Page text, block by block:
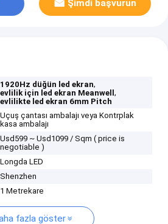
Şimdi başvurun
1920Hz düğün led ekran,
evlilik için led ekran Meanwell,
evlilikte led ekran 6mm Pitch
Uçuş çantası ambalajı veya Kontrplak
kasa ambalajı
Usd599 ~ Usd1099 / Sqm ( price is
negotiable )
Longda LED
Shenzhen
1 Metrekare
fazla göster